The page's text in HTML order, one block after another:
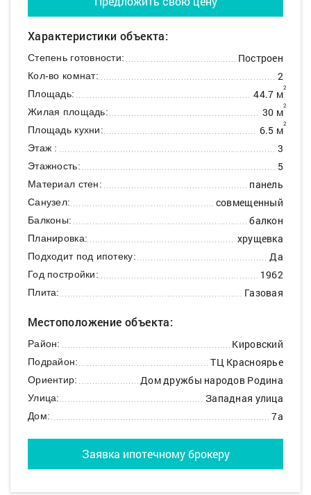
Характеристики объекта:
Степень готовности: Построен
Кол-во комнат: 2
Площадь: 44.7 м2
Жилая площадь: 30 м2
Площадь кухни: 6.5 м2
Этаж : 3
Этажность: 5
Материал стен: панель
Санузел: совмещенный
Балконы: балкон
Планировка: хрущевка
Подходит под ипотеку: Да
Год постройки: 1962
Плита: Газовая
Местоположение объекта:
Район: Кировский
Подрайон: ТЦ Красноярье
Ориентир: Дом дружбы народов Родина
Улица: Западная улица
Дом: 7а
Заявка ипотечному брокеру